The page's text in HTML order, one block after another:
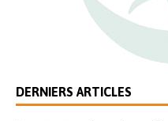
DERNIERS ARTICLES